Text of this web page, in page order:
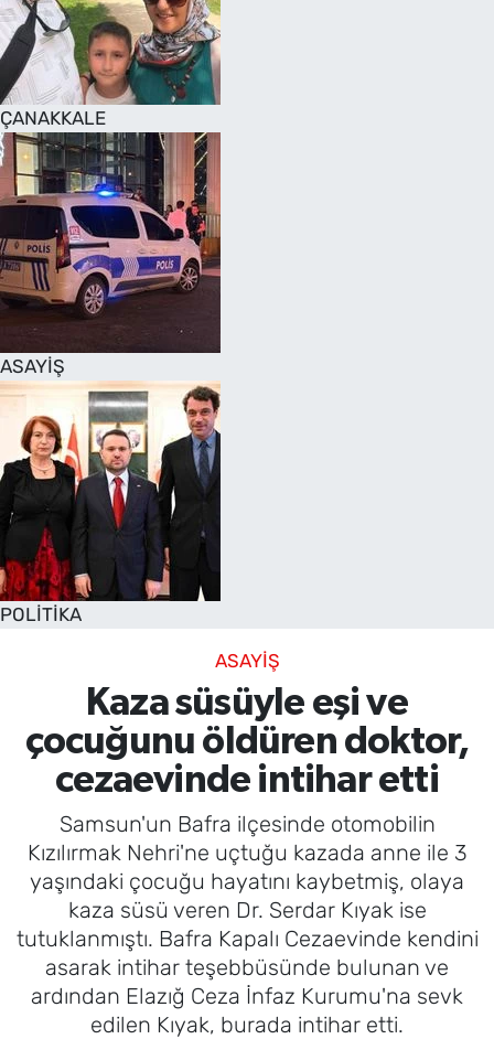
ÇANAKKALE
ASAYİŞ
POLİTİKA
ASAYİŞ
Kaza süsüyle eşi ve
çocuğunu öldüren doktor,
cezaevinde intihar etti
Samsun'un Bafra ilçesinde otomobilin
Kızılırmak Nehri'ne uçtuğu kazada anne ile 3
yaşındaki çocuğu hayatını kaybetmiş, olaya
kaza süsü veren Dr. Serdar Kıyak ise
tutuklanmıştı. Bafra Kapalı Cezaevinde kendini
asarak intihar teşebbüsünde bulunan ve
ardından Elazığ Ceza İnfaz Kurumu'na sevk
edilen Kıyak, burada intihar etti.
SAĞLIK
TV REHBERİ